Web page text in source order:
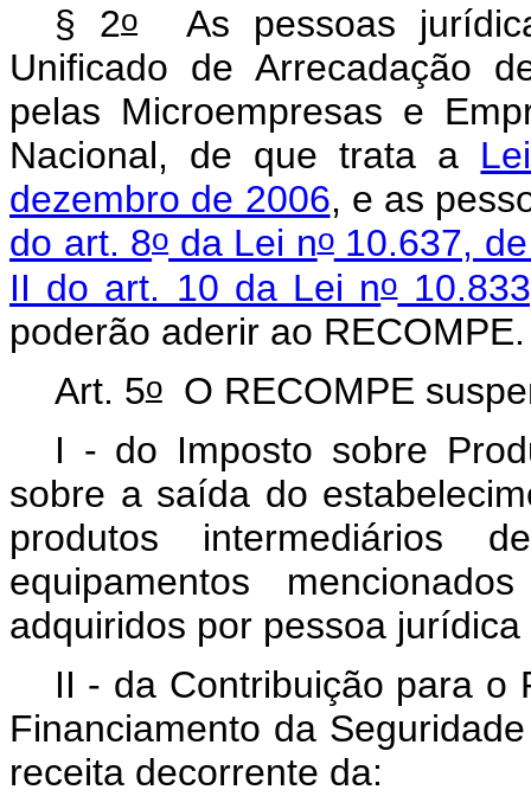
§ 2o
As pessoas
Unificado de Arrecadação
pelas Microempresas e
Nacional, de que trata a
dezembro de 2006, e as
do art. 8oda Lei no10.637,
II do art. 10 da Lei no
poderão aderir ao
Art. 5oO RECOMPE
I - do Imposto sobre
sobre a saída do
produtos intermediários
equipamentos
adquiridos por pessoa
II - da Contribuição para o
Financiamento da
receita decorrente da: